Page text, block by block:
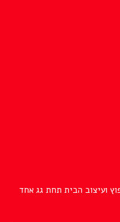
ועיצוב הבית תחת גג אחד